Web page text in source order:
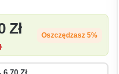
Zł Oszczędzasz 5%